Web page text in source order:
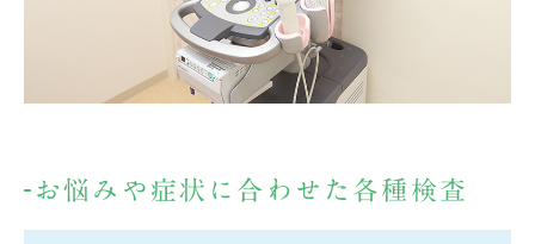
お悩みや症状に合わせた各種検査